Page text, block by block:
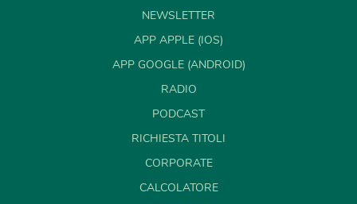
NEWSLETTER
APP APPLE (IOS)
APP GOOGLE (ANDROID)
RADIO
PODCAST
RICHIESTA TITOLI
CORPORATE
CALCOLATORE